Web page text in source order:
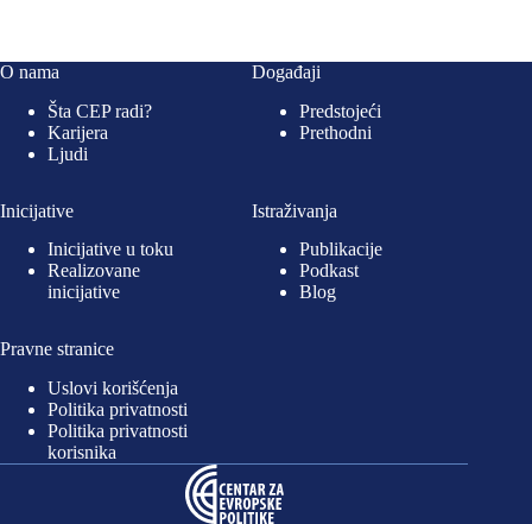
O nama
Šta CEP radi?
Karijera
Ljudi
Događaji
Predstojeći
Prethodni
Inicijative
Inicijative u toku
Realizovane
inicijative
Istraživanja
Publikacije
Podkast
Blog
Pravne stranice
Uslovi korišćenja
Politika privatnosti
Politika privatnosti
korisnika